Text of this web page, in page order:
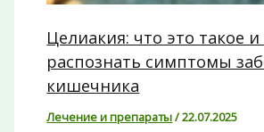
Целиакия: что это такое и
распознать симптомы
кишечника
Лечение и препараты/22.07.2025